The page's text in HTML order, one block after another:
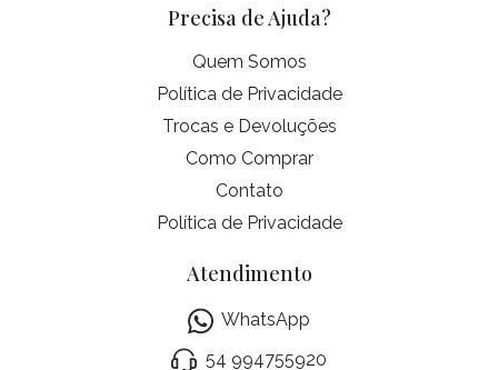
Precisa de Ajuda?
Quem Somos
Política de Privacidade
Trocas e Devoluções
Como Comprar
Contato
Política de Privacidade
Atendimento
WhatsApp
54 994755920